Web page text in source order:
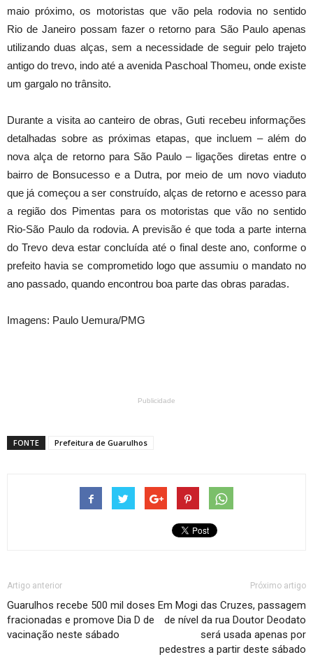
maio próximo, os motoristas que vão pela rodovia no sentido
Rio de Janeiro possam fazer o retorno para São Paulo apenas
utilizando duas alças, sem a necessidade de seguir pelo trajeto
antigo do trevo, indo até a avenida Paschoal Thomeu, onde existe
um gargalo no trânsito.
Durante a visita ao canteiro de obras, Guti recebeu informações
detalhadas sobre as próximas etapas, que incluem – além do
nova alça de retorno para São Paulo – ligações diretas entre o
bairro de Bonsucesso e a Dutra, por meio de um novo viaduto
que já começou a ser construído, alças de retorno e acesso para
a região dos Pimentas para os motoristas que vão no sentido
Rio-São Paulo da rodovia. A previsão é que toda a parte interna
do Trevo deva estar concluída até o final deste ano, conforme o
prefeito havia se comprometido logo que assumiu o mandato no
ano passado, quando encontrou boa parte das obras paradas.
Imagens: Paulo Uemura/PMG
Publicidade
FONTE Prefeitura de Guarulhos
Artigo anterior
Guarulhos recebe 500 mil doses
fracionadas e promove Dia D de
vacinação neste sábado
Próximo artigo
Em Mogi das Cruzes, passagem
de nível da rua Doutor Deodato
será usada apenas por
pedestres a partir deste sábado